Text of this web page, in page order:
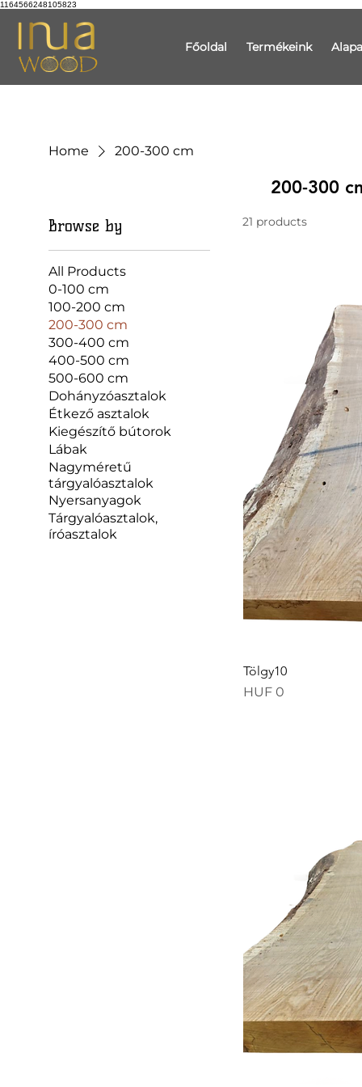
1164566248105823
Főoldal Termékeink
Home 200-300 cm
200-300
Browse by
All Products
0-100 cm
100-200 cm
200-300 cm
300-400 cm
400-500 cm
500-600 cm
Dohányzóasztalok
Étkező asztalok
Kiegészítő bútorok
Lábak
Nagyméretű
tárgyalóasztalok
Nyersanyagok
Tárgyalóasztalok,
íróasztalok
21 products
Tölgy10
Price
HUF 0